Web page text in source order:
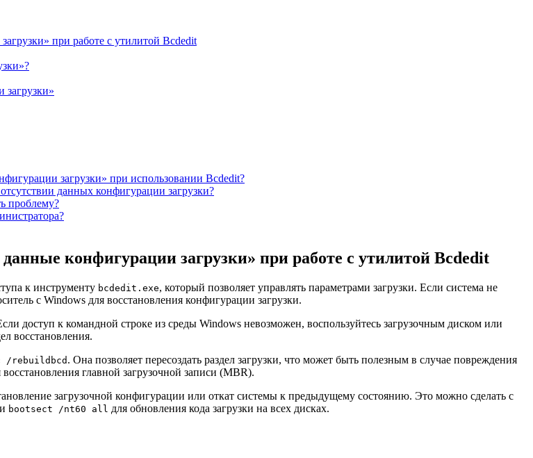
при работе с утилитой Bcdedit
загрузки» при использовании Bcdedit?
данных конфигурации загрузки?
проблему?
конфигурации загрузки» при работе с утилитой Bcdedit
к инструменту bcdedit.exe, который позволяет управлять параметрами загрузки. Если система не
с Windows для восстановления конфигурации загрузки.
доступ к командной строке из среды Windows невозможен, воспользуйтесь загрузочным диском или
восстановления.
/rebuildbcd. Она позволяет пересоздать раздел загрузки, что может быть полезным в случае повреждения
восстановления главной загрузочной записи (MBR).
загрузочной конфигурации или откат системы к предыдущему состоянию. Это можно сделать с
bootsect /nt60 all для обновления кода загрузки на всех дисках.